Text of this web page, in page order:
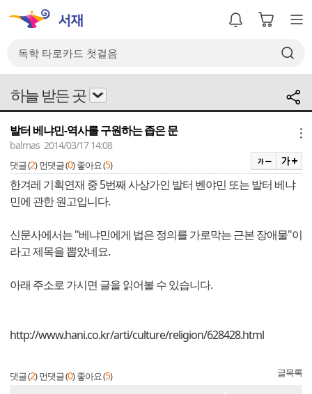
하늘 받든 곳
발터 베냐민-역사를 구원하는 좁은 문
balmas 2014/03/17 14:08
댓글 (2) 먼댓글 (0) 좋아요 (5)
한겨레 기획연재 중 5번째 사상가인 발터 벤야민 또는 발터 베냐
민에 관한 원고입니다.
신문사에서는 "베냐민에게 법은 정의를 가로막는 근본 장애물"이
라고 제목을 뽑았네요.
아래 주소로 가시면 글을 읽어볼 수 있습니다.
http://www.hani.co.kr/arti/culture/religion/628428.html
댓글 (2) 먼댓글 (0) 좋아요 (5) 글목록